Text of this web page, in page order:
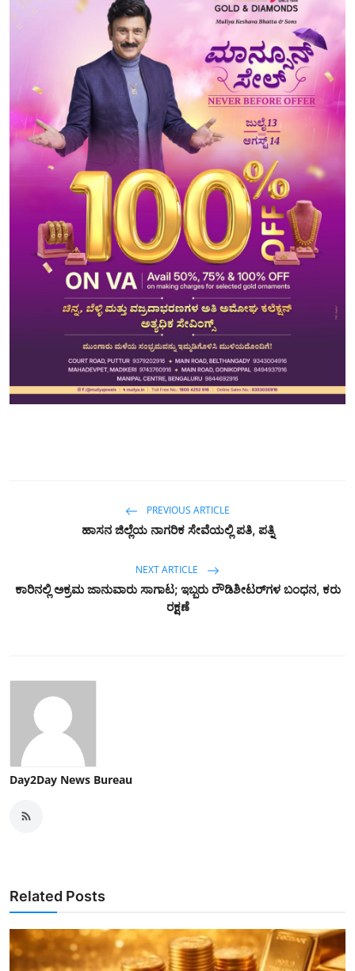
PREVIOUS ARTICLE
ಹಾಸನ ಜಿಲ್ಲೆಯ ನಾಗರಿಕ ಸೇವೆಯಲ್ಲಿ ಪತಿ, ಪತ್ನಿ
NEXT ARTICLE
ಕಾರಿನಲ್ಲಿ ಅಕ್ರಮ ಜಾನುವಾರು ಸಾಗಾಟ; ಇಬ್ಬರು ರೌಡಿಶೀಟರ್‌ಗಳ ಬಂಧನ, ಕರು
ರಕ್ಷಣೆ
Day2Day News Bureau
Related Posts